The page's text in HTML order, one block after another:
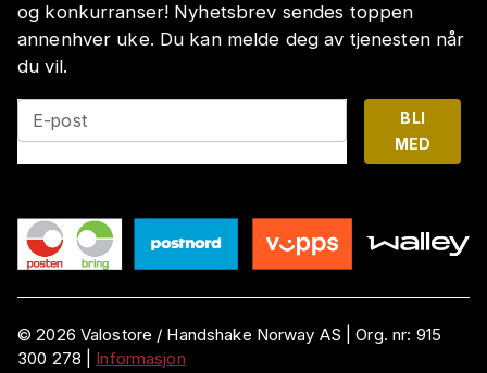
og konkurranser! Nyhetsbrev sendes toppen
annenhver uke. Du kan melde deg av tjenesten når
du vil.
E-post
BLI
MED
©2026 Valostore / Handshake Norway AS |Org. nr: 915
300 278
Informasjon